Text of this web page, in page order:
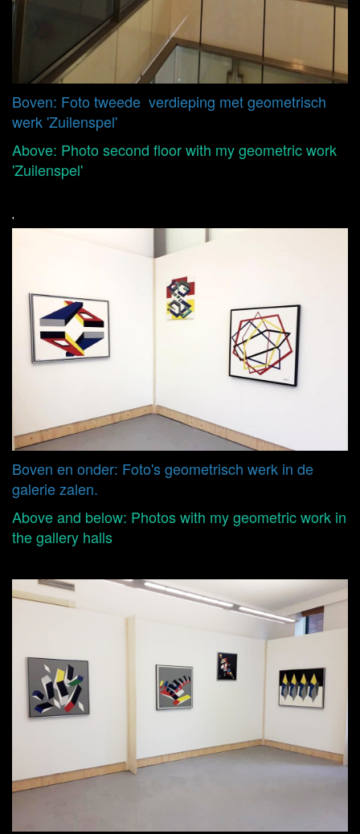
Boven: Foto tweede verdieping met geometrisch
werk 'Zuilenspel'
Above: Photo second floor with my geometric work
'Zuilenspel'
'
Boven en onder: Foto's geometrisch werk in de
galerie zalen.
Above and below: Photos with my geometric work in
the gallery halls